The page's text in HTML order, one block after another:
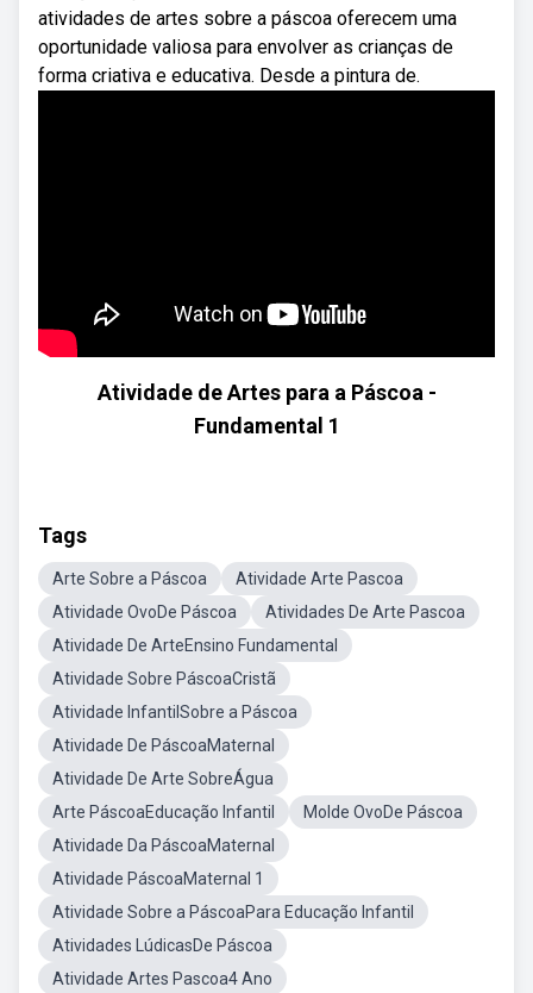
atividades de artes sobre a páscoa oferecem uma
oportunidade valiosa para envolver as crianças de
forma criativa e educativa. Desde a pintura de.
Atividade de Artes para a Páscoa -
Fundamental 1
Tags
Arte Sobre a Páscoa
Atividade Arte Pascoa
Atividade OvoDe Páscoa
Atividades De Arte Pascoa
Atividade De ArteEnsino Fundamental
Atividade Sobre PáscoaCristã
Atividade InfantilSobre a Páscoa
Atividade De PáscoaMaternal
Atividade De Arte SobreÁgua
Arte PáscoaEducação Infantil
Molde OvoDe Páscoa
Atividade Da PáscoaMaternal
Atividade PáscoaMaternal 1
Atividade Sobre a PáscoaPara Educação Infantil
Atividades LúdicasDe Páscoa
Atividade Artes Pascoa4 Ano